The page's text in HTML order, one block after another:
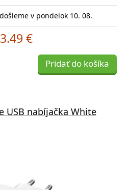
v pondelok 10. 08.
€
Pridať do košíka
USB nabíjačka White